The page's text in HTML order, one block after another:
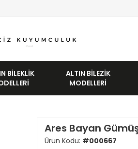
BILEKLIK
ALTIN BILEZIK
MODELLERI
Ares Bayan
Ürün Kodu: #000667